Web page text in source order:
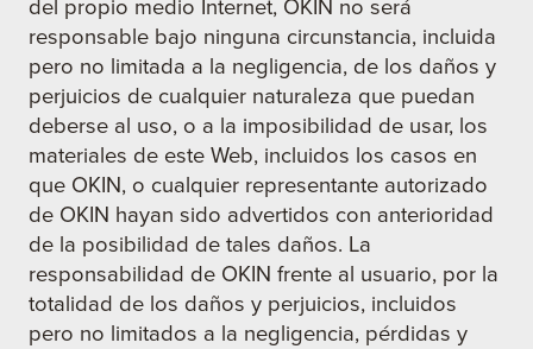
del propio medio Internet, OKIN no será
responsable bajo ninguna circunstancia, incluida
pero no limitada a la negligencia, de los daños y
perjuicios de cualquier naturaleza que puedan
deberse al uso, o a la imposibilidad de usar, los
materiales de este Web, incluidos los casos en
que OKIN, o cualquier representante autorizado
de OKIN hayan sido advertidos con anterioridad
de la posibilidad de tales daños. La
responsabilidad de OKIN frente al usuario, por la
totalidad de los daños y perjuicios, incluidos
pero no limitados a la negligencia, pérdidas y